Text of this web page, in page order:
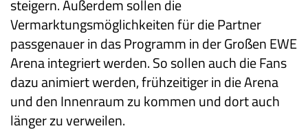
steigern. Außerdem sollen die
Vermarktungsmöglichkeiten für die Partner
passgenauer in das Programm in der Großen EWE
Arena integriert werden. So sollen auch die Fans
dazu animiert werden, frühzeitiger in die Arena
und den Innenraum zu kommen und dort auch
länger zu verweilen.